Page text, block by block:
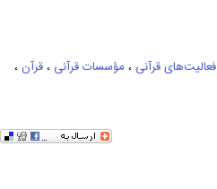
فعالیت‌های قرآنی ، مؤسسات قرآنی ، قرآن ،